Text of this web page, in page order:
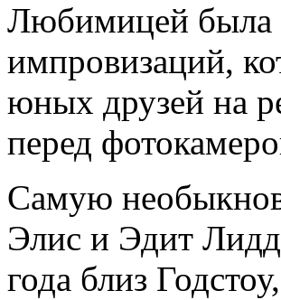
Любимицей была
импровизаций,
юных друзей на
перед
Самую
Элис и Эдит
года близ